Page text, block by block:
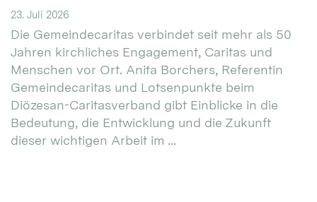
23. Juli 2026
Die Gemeindecaritas verbindet seit mehr als 50
Jahren kirchliches Engagement, Caritas und
Menschen vor Ort. Anita Borchers, Referentin
Gemeindecaritas und Lotsenpunkte beim
Diözesan-Caritasverband gibt Einblicke in die
Bedeutung, die Entwicklung und die Zukunft
dieser wichtigen Arbeit im ...